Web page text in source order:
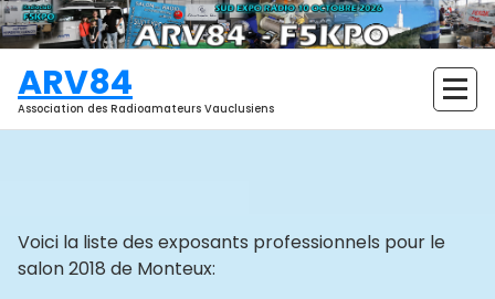
Aller
au
contenu
ARV84
Association des Radioamateurs Vauclusiens
Voici la liste des exposants professionnels pour le
salon 2018 de Monteux: